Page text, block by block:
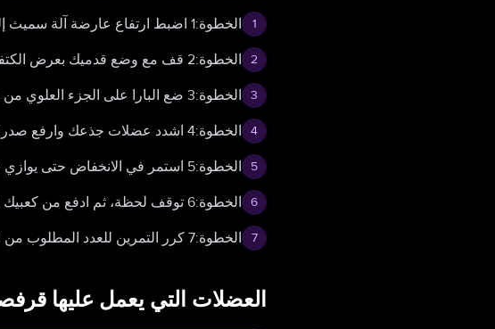
1 الخطوة:1 اضبط ارتفاع عارضة آلة سميث إلى وضع مناسب.
2 الخطوة:2 قف مع وضع قدميك بعرض الكتفين وأصابع قدميك مائلة قليلًا للخارج.
3 الخطوة:3 ضع البارا على الجزء العلوي من ظهرك مستندًا على العضلة الشبه منحرفة.
4 الخطوة:4 اشدد عضلات جذعك وارفع صدرك بينما تنزل ببطء بثني ركبتيك ووركيك.
5 الخطوة:5 استمر في الانخفاض حتى يوازي فخذاك الأرض أو إلى أدنى مستوى مريح.
6 الخطوة:6 توقف لحظة، ثم ادفع من كعبيك للعودة إلى وضع البداية.
7 الخطوة:7 كرر التمرين للعدد المطلوب من التكرارات.
العضلات التي يعمل عليها